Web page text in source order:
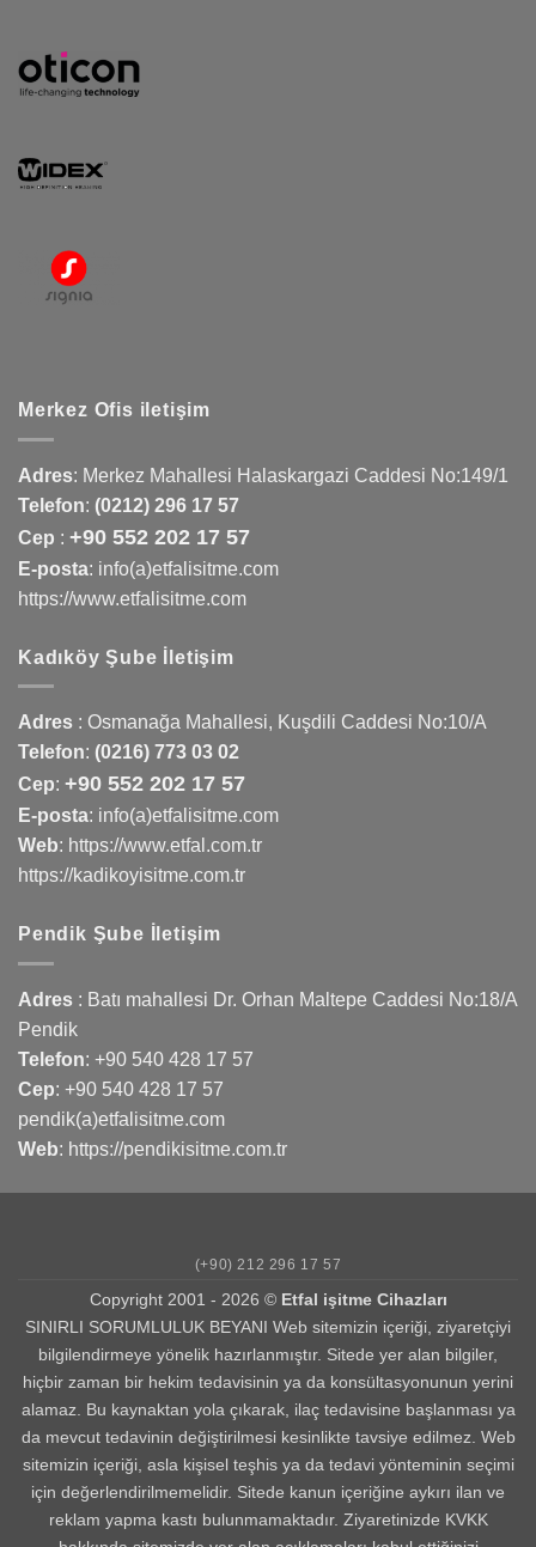
Merkez Ofis iletişim
Adres: Merkez Mahallesi Halaskargazi Caddesi No:149/1
Telefon: (0212) 296 17 57
Cep : +90 552 202 17 57
E-posta: info(a)etfalisitme.com
https://www.etfalisitme.com
Kadıköy Şube İletişim
Adres : Osmanağa Mahallesi, Kuşdili Caddesi No:10/A
Telefon: (0216) 773 03 02
Cep: +90 552 202 17 57
E-posta: info(a)etfalisitme.com
Web: https://www.etfal.com.tr
https://kadikoyisitme.com.tr
Pendik Şube İletişim
Adres : Batı mahallesi Dr. Orhan Maltepe Caddesi No:18/A
Pendik
Telefon: +90 540 428 17 57
Cep: +90 540 428 17 57
pendik(a)etfalisitme.com
Web: https://pendikisitme.com.tr
(+90) 212 296 17 57
Copyright 2001 - 2026 © Etfal işitme Cihazları
SINIRLI SORUMLULUK BEYANI Web sitemizin içeriği, ziyaretçiyi
bilgilendirmeye yönelik hazırlanmıştır. Sitede yer alan bilgiler,
hiçbir zaman bir hekim tedavisinin ya da konsültasyonunun yerini
alamaz. Bu kaynaktan yola çıkarak, ilaç tedavisine başlanması ya
da mevcut tedavinin değiştirilmesi kesinlikte tavsiye edilmez. Web
sitemizin içeriği, asla kişisel teşhis ya da tedavi yönteminin seçimi
için değerlendirilmemelidir. Sitede kanun içeriğine aykırı ilan ve
reklam yapma kastı bulunmamaktadır. Ziyaretinizde KVKK